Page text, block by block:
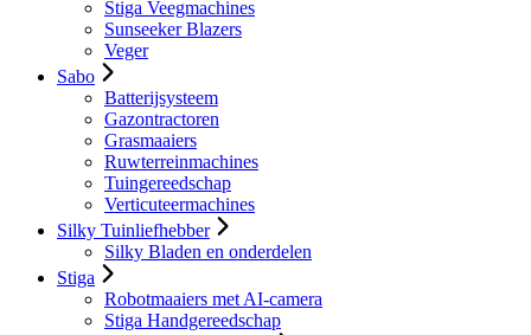
Stiga Veegmachines
Sunseeker Blazers
Veger
Sabo
Batterijsysteem
Gazontractoren
Grasmaaiers
Ruwterreinmachines
Tuingereedschap
Verticuteermachines
Silky Tuinliefhebber
Silky Bladen en onderdelen
Stiga
Robotmaaiers met AI-camera
Stiga Handgereedschap